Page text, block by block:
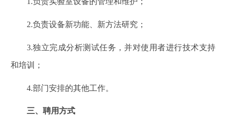
2.负责设备新功能、新方法研究；
3.独立完成分析测试任务，并对使用者进行技术支持
和培训；
4.部门安排的其他工作。
三、聘用方式